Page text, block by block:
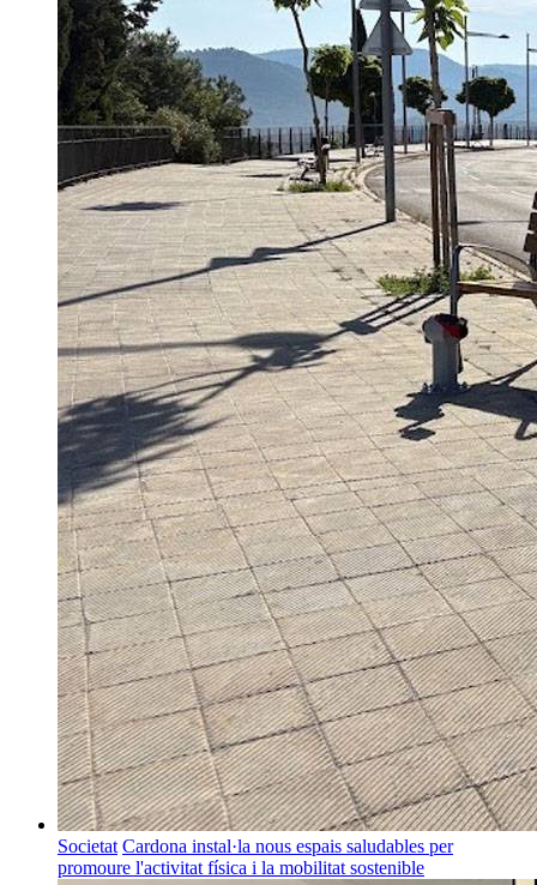
Societat Cardona instal·la nous espais saludables per
promoure l'activitat física i la mobilitat sostenible